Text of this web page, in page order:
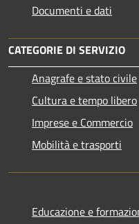
Documenti e dati
CATEGORIE DI SERVIZIO
Anagrafe e stato civile
Cultura e tempo libero
Imprese e Commercio
Mobilità e trasporti
Educazione e